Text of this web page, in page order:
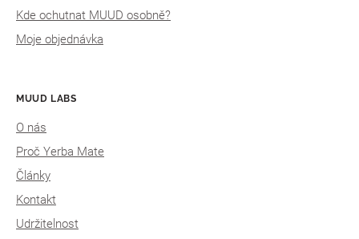
Kde ochutnat MUUD osobně?
Moje objednávka
MUUD LABS
O nás
Proč Yerba Mate
Články
Kontakt
Udržitelnost